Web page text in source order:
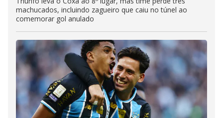
machucados, incluindo zagueiro que caiu no túnel ao
comemorar gol anulado